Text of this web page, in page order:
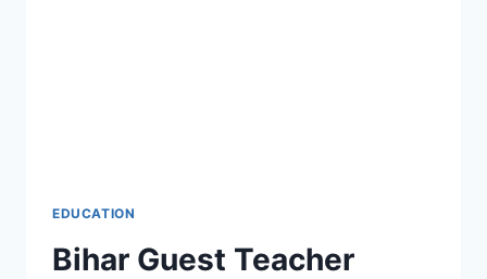
EDUCATION
Bihar Guest Teacher